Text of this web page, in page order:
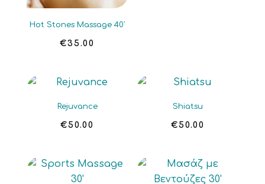
Hot Stones Massage 40′
€35.00
Rejuvance
€50.00
Shiatsu
€50.00